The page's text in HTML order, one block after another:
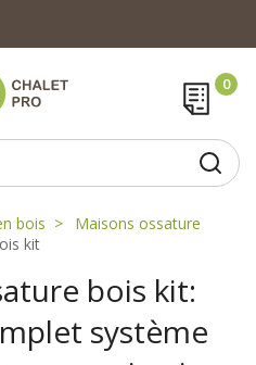
bois
Maisons ossature
kit
bois kit:
système